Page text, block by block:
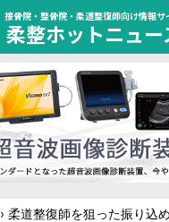
接骨院・整骨院・柔道整復師向け情報サ
柔整ホットニュー
› 柔道整復師を狙った振り込